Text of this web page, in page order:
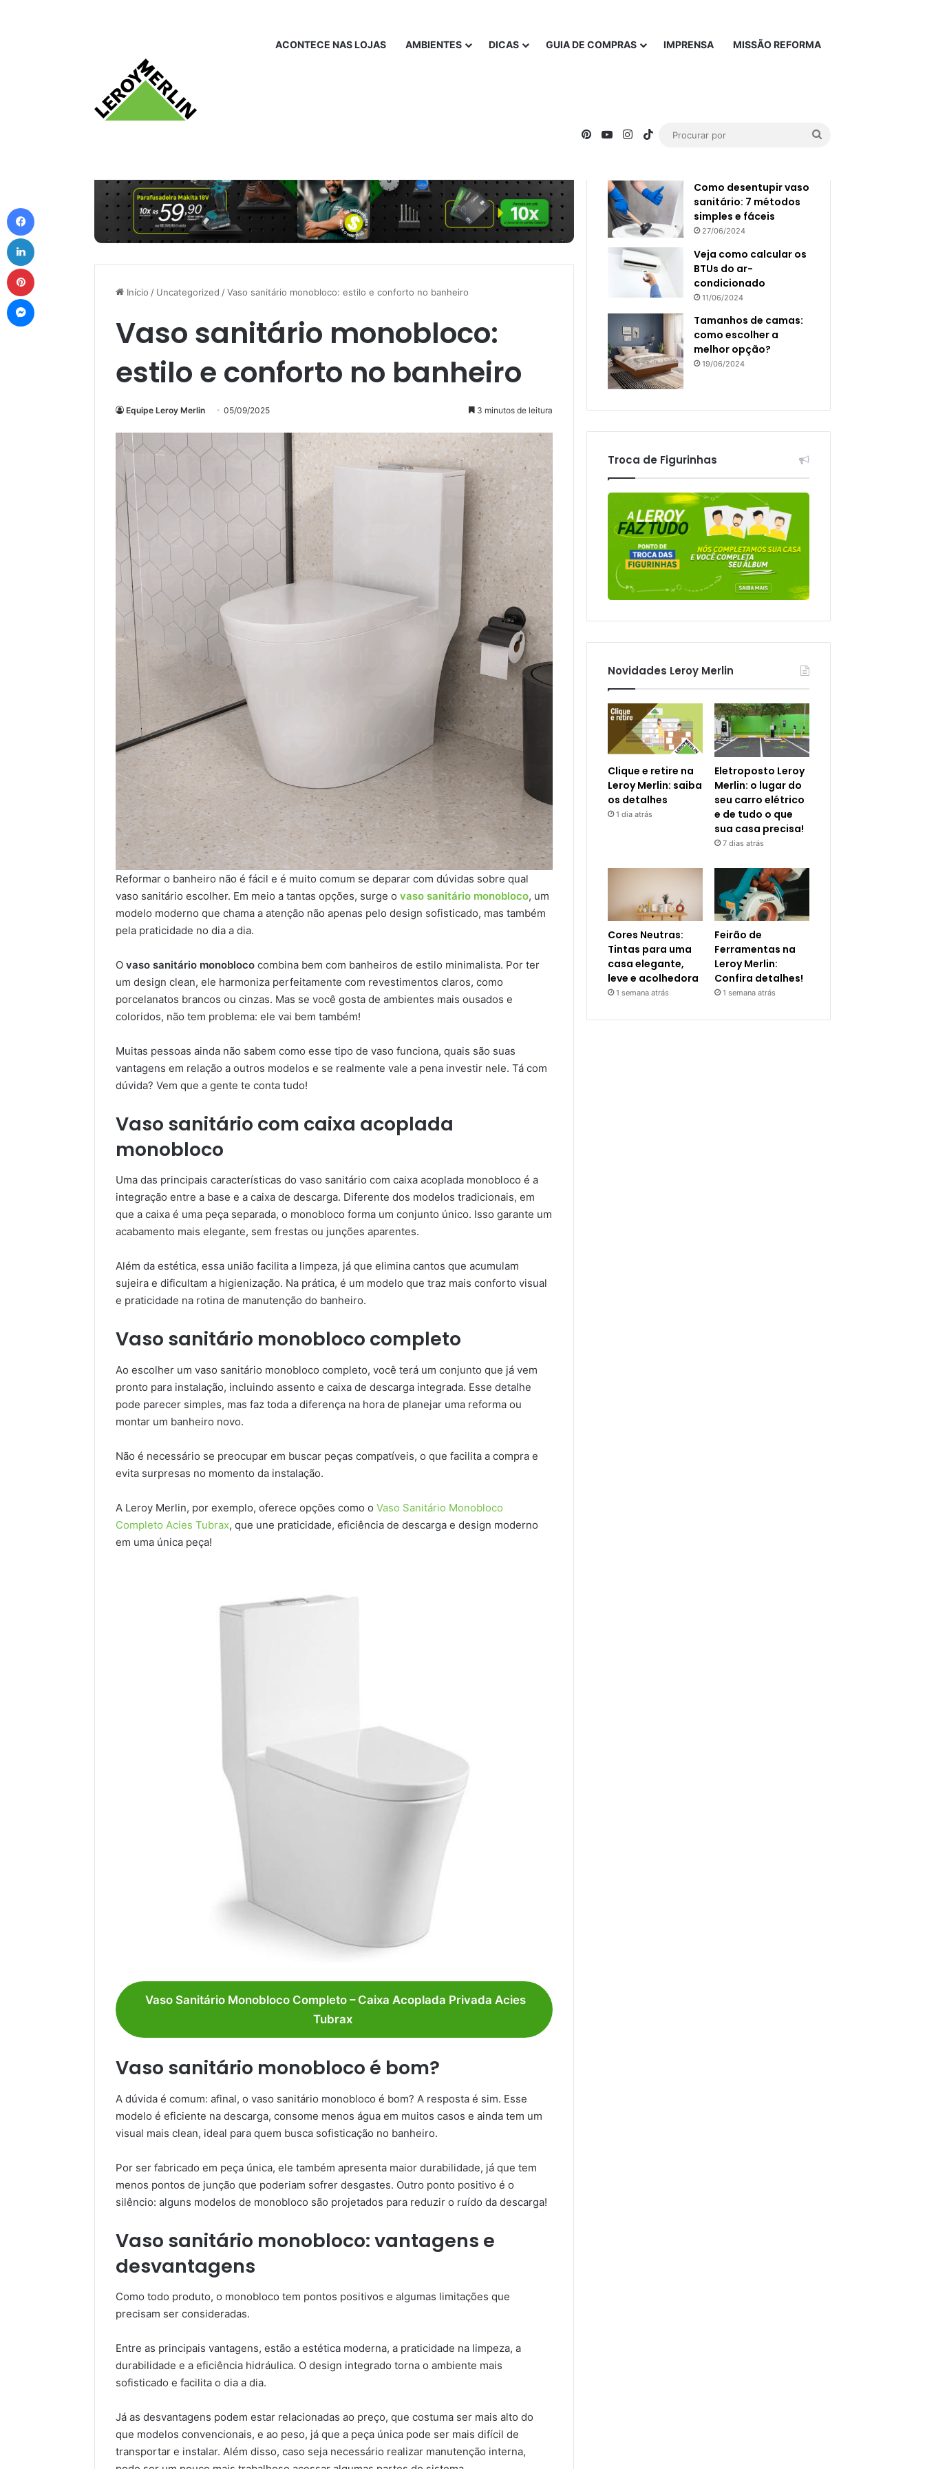
ACONTECE NAS LOJAS AMBIENTES DICAS GUIA DE COMPRAS IMPRENSA MISSÃO REFORMA
PinterestYouTubeInstagram
TikTok
Início / Uncategorized /Vaso sanitário monobloco: estilo e conforto no banheiro
Vaso sanitário monobloco:
estilo e conforto no banheiro
Equipe Leroy Merlin 05/09/2025 3 minutos de leitura
Reformar o banheiro não é fácil e é muito comum se deparar com dúvidas sobre qual
vaso sanitário escolher. Em meio a tantas opções, surge o vaso sanitário monobloco, um
modelo moderno que chama a atenção não apenas pelo design sofisticado, mas também
pela praticidade no dia a dia.
O vaso sanitário monobloco combina bem com banheiros de estilo minimalista. Por ter
um design clean, ele harmoniza perfeitamente com revestimentos claros, como
porcelanatos brancos ou cinzas. Mas se você gosta de ambientes mais ousados e
coloridos, não tem problema: ele vai bem também!
Muitas pessoas ainda não sabem como esse tipo de vaso funciona, quais são suas
vantagens em relação a outros modelos e se realmente vale a pena investir nele. Tá com
dúvida? Vem que a gente te conta tudo!
Vaso sanitário com caixa acoplada
monobloco
Uma das principais características do vaso sanitário com caixa acoplada monobloco é a
integração entre a base e a caixa de descarga. Diferente dos modelos tradicionais, em
que a caixa é uma peça separada, o monobloco forma um conjunto único. Isso garante um
acabamento mais elegante, sem frestas ou junções aparentes.
Além da estética, essa união facilita a limpeza, já que elimina cantos que acumulam
sujeira e dificultam a higienização. Na prática, é um modelo que traz mais conforto visual
e praticidade na rotina de manutenção do banheiro.
Vaso sanitário monobloco completo
Ao escolher um vaso sanitário monobloco completo, você terá um conjunto que já vem
pronto para instalação, incluindo assento e caixa de descarga integrada. Esse detalhe
pode parecer simples, mas faz toda a diferença na hora de planejar uma reforma ou
montar um banheiro novo.
Não é necessário se preocupar em buscar peças compatíveis, o que facilita a compra e
evita surpresas no momento da instalação.
A Leroy Merlin, por exemplo, oferece opções como o Vaso Sanitário Monobloco
Completo Acies Tubrax, que une praticidade, eficiência de descarga e design moderno
em uma única peça!
Vaso Sanitário Monobloco Completo – Caixa Acoplada Privada Acies
Tubrax
Vaso sanitário monobloco é bom?
A dúvida é comum: afinal, o vaso sanitário monobloco é bom? A resposta é sim. Esse
modelo é eficiente na descarga, consome menos água em muitos casos e ainda tem um
visual mais clean, ideal para quem busca sofisticação no banheiro.
Por ser fabricado em peça única, ele também apresenta maior durabilidade, já que tem
menos pontos de junção que poderiam sofrer desgastes. Outro ponto positivo é o
silêncio: alguns modelos de monobloco são projetados para reduzir o ruído da descarga!
Vaso sanitário monobloco: vantagens e
desvantagens
Como todo produto, o monobloco tem pontos positivos e algumas limitações que
precisam ser consideradas.
Entre as principais vantagens, estão a estética moderna, a praticidade na limpeza, a
durabilidade e a eficiência hidráulica. O design integrado torna o ambiente mais
sofisticado e facilita o dia a dia.
Já as desvantagens podem estar relacionadas ao preço, que costuma ser mais alto do
que modelos convencionais, e ao peso, já que a peça única pode ser mais difícil de
transportar e instalar. Além disso, caso seja necessário realizar manutenção interna,
Popular
Como desentupir vaso
sanitário: 7 métodos
simples e fáceis
27/06/2024
Veja como calcular os
BTUs do ar-
condicionado
11/06/2024
Tamanhos de camas:
como escolher a
melhor opção?
19/06/2024
Troca de Figurinhas
Novidades Leroy Merlin
Clique e retire na
Leroy Merlin: saiba
os detalhes
1 dia atrás
Eletroposto Leroy
Merlin: o lugar do
seu carro elétrico
e de tudo o que
sua casa precisa!
7 dias atrás
Cores Neutras:
Tintas para uma
casa elegante,
leve e acolhedora
1 semana atrás
Feirão de
Ferramentas na
Leroy Merlin:
Confira detalhes!
1 semana atrás